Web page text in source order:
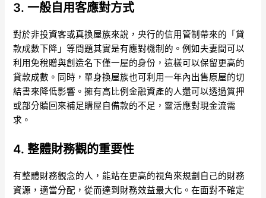
3. 一般自用客應對方式
對於非投資客或真換屋族來說，央行的信用管制帶來的「貸
款成數下降」等問題其實是有應對機制的。例如夫妻間可以
利用免稅贈與創造名下僅一屋的身份，這樣可以保留更高的
貸款成數。同時，單身換屋族也可利用一年內出售原屋的切
結書來降低影響。擁有高比例金融資產的人還可以透過質押
或部分贖回來補足購屋自備款的不足，靈活應對現金流需
求。
4. 整體財務觀的重要性
有整體財務觀念的人，能站在更高的視角來規劃自己的財務
資源，適當分配，從而達到財務效益最大化。在面對不確定